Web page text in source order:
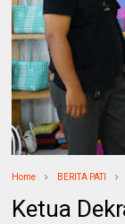
Home BERITA PATI
Ketua